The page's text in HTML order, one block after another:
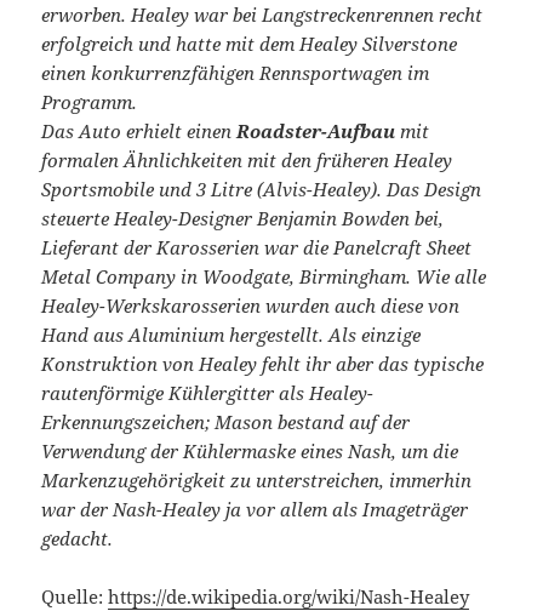
erworben. Healey war bei Langstreckenrennen recht
erfolgreich und hatte mit dem Healey Silverstone
einen konkurrenzfähigen Rennsportwagen im
Programm.
Das Auto erhielt einenRoadster-Aufbau mit
formalen Ähnlichkeiten mit den früheren Healey
Sportsmobile und 3 Litre (Alvis-Healey). Das Design
steuerte Healey-Designer Benjamin Bowden bei,
Lieferant der Karosserien war die Panelcraft Sheet
Metal Company in Woodgate, Birmingham. Wie alle
Healey-Werkskarosserien wurden auch diese von
Hand aus Aluminium hergestellt. Als einzige
Konstruktion von Healey fehlt ihr aber das typische
rautenförmige Kühlergitter als Healey-
Erkennungszeichen; Mason bestand auf der
Verwendung der Kühlermaske eines Nash, um die
Markenzugehörigkeit zu unterstreichen, immerhin
war der Nash-Healey ja vor allem als Imageträger
gedacht.
Quelle:https://de.wikipedia.org/wiki/Nash-Healey